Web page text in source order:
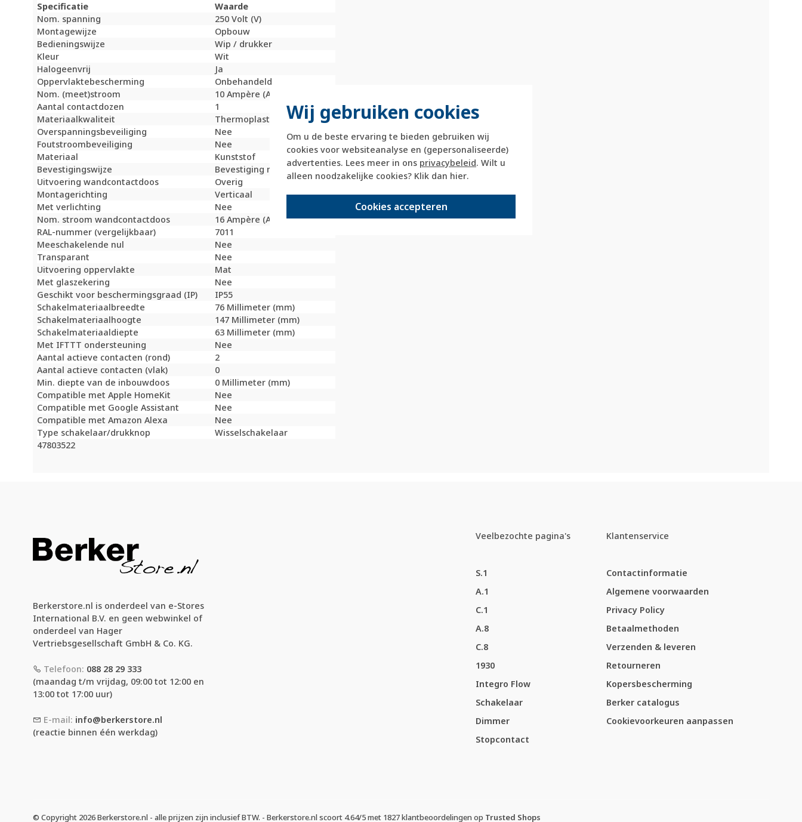
Wij gebruiken cookies
Om u de beste ervaring te bieden gebruiken wij
cookies voor websiteanalyse en (gepersonaliseerde)
advertenties. Lees meer in ons privacybeleid. Wilt u
alleen noodzakelijke cookies? Klik dan hier.
Cookies accepteren
Specificatie
Waarde
Nom. spanning
250 Volt (V)
Montagewijze
Opbouw
Bedieningswijze
Wip / drukker
Kleur
Wit
Halogeenvrij
Ja
Oppervlaktebescherming
Onbehandeld
Nom. (meet)stroom
10 Ampère (A)
Aantal contactdozen
1
Materiaalkwaliteit
Thermoplast
Overspanningsbeveiliging
Nee
Foutstroombeveiliging
Nee
Materiaal
Kunststof
Bevestigingswijze
Bevestiging met schroef
Uitvoering wandcontactdoos
Overig
Montagerichting
Verticaal
Met verlichting
Nee
Nom. stroom wandcontactdoos
16 Ampère (A)
RAL-nummer (vergelijkbaar)
7011
Meeschakelende nul
Nee
Transparant
Nee
Uitvoering oppervlakte
Mat
Met glaszekering
Nee
Geschikt voor beschermingsgraad (IP)
IP55
Schakelmateriaalbreedte
76 Millimeter (mm)
Schakelmateriaalhoogte
147 Millimeter (mm)
Schakelmateriaaldiepte
63 Millimeter (mm)
Met IFTTT ondersteuning
Nee
Aantal actieve contacten (rond)
2
Aantal actieve contacten (vlak)
0
Min. diepte van de inbouwdoos
0 Millimeter (mm)
Compatible met Apple HomeKit
Nee
Compatible met Google Assistant
Nee
Compatible met Amazon Alexa
Nee
Type schakelaar/drukknop
Wisselschakelaar
47803522
Berkerstore.nl is onderdeel van e-Stores
International B.V. en geen webwinkel of
onderdeel van Hager
Vertriebsgesellschaft GmbH & Co. KG.
Telefoon: 088 28 29 333
(maandag t/m vrijdag, 09:00 tot 12:00 en
13:00 tot 17:00 uur)
E-mail: info@berkerstore.nl
(reactie binnen één werkdag)
Veelbezochte pagina's
S.1
A.1
C.1
A.8
C.8
1930
Integro Flow
Schakelaar
Dimmer
Stopcontact
Klantenservice
Contactinformatie
Algemene voorwaarden
Privacy Policy
Betaalmethoden
Verzenden & leveren
Retourneren
Kopersbescherming
Berker catalogus
Cookievoorkeuren aanpassen
© Copyright 2026 Berkerstore.nl - alle prijzen zijn inclusief BTW. - Berkerstore.nl scoort 4.64/5met 1827klantbeoordelingen op Trusted Shops